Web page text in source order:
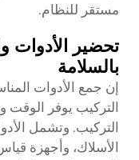
مستقر للنظام.
تحضير الأدوات
بالسلامة
إن جمع الأدوات
التركيب يوفر
التركيب. وتشمل
الأسلاك، وأجهزة